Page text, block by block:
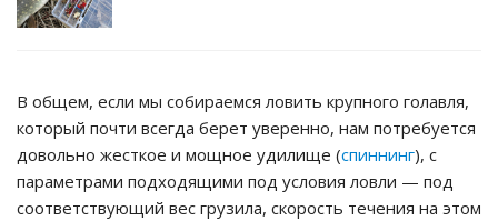
В общем, если мы собираемся ловить крупного голавля,
который почти всегда берет уверенно, нам потребуется
довольно жесткое и мощное удилище (спиннинг), с
параметрами подходящими под условия ловли — под
соответствующий вес грузила, скорость течения на этом